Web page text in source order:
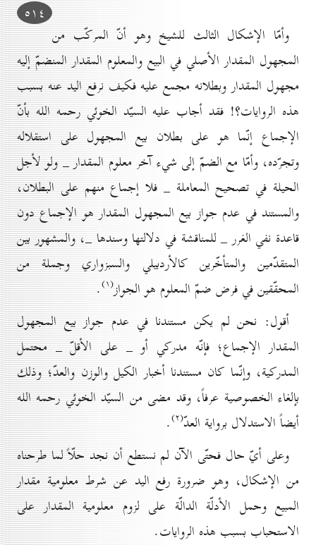
٥۱٤
وأمّا الإشكال الثالث للشيخ وهو أنّ المركّب من
المجهول المقدار الأصلي في البيع والمعلوم المقدار المنضمّ إليه
مجهول المقدار وبطلانه مجمع عليه فكيف نرفع اليد عنه بسبب
هذه الروايات؟! فقد أجاب عليه السيّد الخوئي رحمه الله بأنّ
الإجماع إنّما هو على بطلان بيع المجهول علی استقلاله
وتجرّده، وأمّا مع الضمّ إلی شيء آخر معلوم المقدار _ ولو لأجل
الحيلة في تصحيح المعاملة _ فلا إجماع منهم على البطلان،
والمستند في عدم جواز بيع المجهول المقدار هو الإجماع دون
قاعدة نفي الغرر _ للمناقشة في دلالتها وسندها _، والمشهور بين
المتقدّمين والمتأخّرين كالأردبيلي والسبزواري وجملة من
المحقّقين في فرض ضمّ المعلوم هو الجواز(۱) .
أقول: نحن لم يكن مستندنا في عدم جواز بيع المجهول
المقدار الإجماع؛ فإنّه مدركي أو _ على الأقلّ _ محتمل
المدركية، وإنّما كان مستندنا أخبار الكيل والوزن والعدّ؛ وذلك
بإلغاء الخصوصية عرفاً، وقد مضى من السيّد الخوئي رحمه الله
أيضاً الاستدلال برواية العدّ(۲) .
وعلى أيّ حال فحتّى الآن لم نستطع أن نجد حلّاً لما طرحناه
من الإشكال، وهو ضرورة رفع اليد عن شرط معلومية مقدار
المبيع وحمل الأدلّة الدالّة على لزوم معلومية المقدار على
الاستحباب بسبب هذه الروايات.